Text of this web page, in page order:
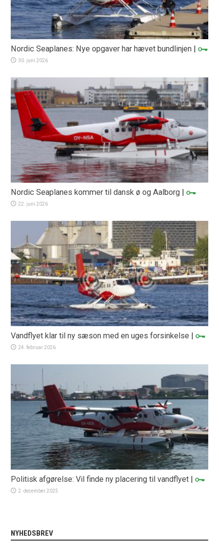
Nordic Seaplanes: Nye opgaver har hævet bundlinjen |
30. juni 2026
Nordic Seaplanes kommer til dansk ø og Aalborg |
22. juni 2026
Vandflyet klar til ny sæson med en uges forsinkelse |
24. februar 2026
Politisk afgørelse: Vil finde ny placering til vandflyet |
2. december 2025
NYHEDSBREV